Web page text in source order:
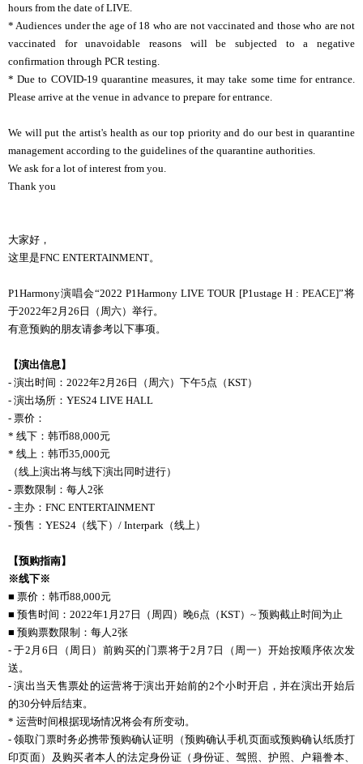
hours from the date ofLIVE.
* Audiences under the age of 18 who are not vaccinated and those who are not
vaccinated for unavoidable reasons will be subjected to a negative
confirmation through PCR testing.
* Due to COVID-19 quarantine measures, it may take some time for entrance.
Please arrive at the venue in advance to prepare for entrance.
We will put the artist's health as our top priority and do our best in quarantine
management according to the guidelines of the quarantine authorities.
We ask for a lot of interest from you.
Thank you
大家好，
这里是FNC ENTERTAINMENT。
P1Harmony演唱会“2022 P1Harmony LIVE TOUR [P1ustage H : PEACE]”将
于2022年2月26日（周六）举行。
有意预购的朋友请参考以下事项。
【演出信息】
- 演出时间：2022年2月26日（周六）下午5点（KST）
- 演出场所：YES24 LIVE HALL
- 票价：
* 线下：韩币88,000元
* 线上：韩币35,000元
（线上演出将与线下演出同时进行）
- 票数限制：每人2张
- 主办：FNC ENTERTAINMENT
- 预售：YES24（线下）/ Interpark（线上）
【预购指南】
※线下※
■ 票价：韩币88,000元
■ 预售时间：2022年1月27日（周四）晚6点（KST）~ 预购截止时间为止
■ 预购票数限制：每人2张
- 于2月6日（周日）前购买的门票将于2月7日（周一）开始按顺序依次发
送。
- 演出当天售票处的运营将于演出开始前的2个小时开启，并在演出开始后
的30分钟后结束。
* 运营时间根据现场情况将会有所变动。
- 领取门票时务必携带预购确认证明（预购确认手机页面或预购确认纸质打
印页面）及购买者本人的法定身份证（身份证、驾照、护照、户籍誊本、